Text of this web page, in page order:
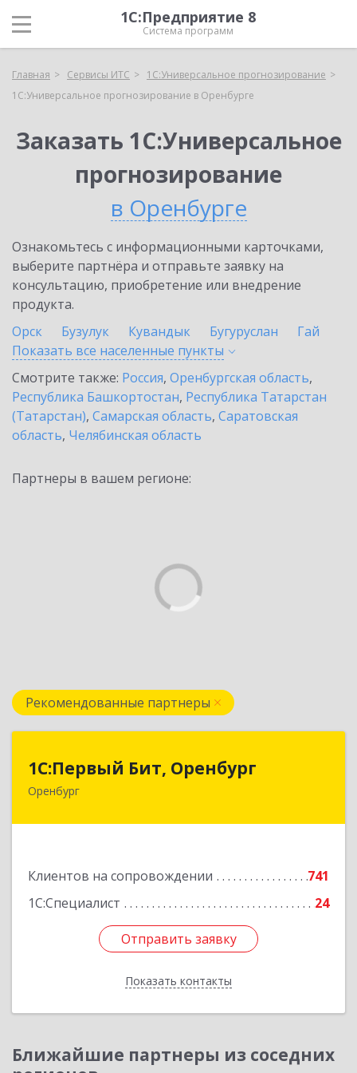
1С:Предприятие 8
Система программ
Главная Сервисы ИТС
1С:Универсальное прогнозирование
1С:Универсальное прогнозирование в Оренбурге
Заказать 1С:Универсальное
прогнозирование
в Оренбурге
Ознакомьтесь с информационными карточками,
выберите партнёра и отправьте заявку на
консультацию, приобретение или внедрение
продукта.
Орск
Бузулук Кувандык Бугуруслан
Гай
Показать все населенные пункты
Смотрите также: Россия, Оренбургская область,
Республика Башкортостан, Республика Татарстан
(Татарстан), Самарская область, Саратовская
область, Челябинская область
Партнеры в вашем регионе:
Рекомендованные партнеры
1С:Первый Бит, Оренбург
Оренбург
Клиентов на сопровождении
741
1С:Специалист
24
Отправить заявку
Показать контакты
1С:Первый Бит, Оренбург
460044, Оренбургская обл, Оренбург, Березка
Отправить заявку
Назад
Ближайшие партнеры из соседних